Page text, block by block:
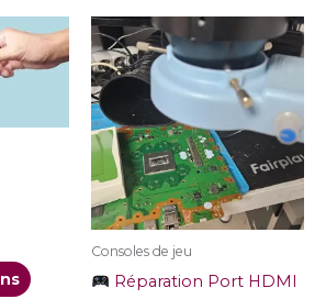
:
€
€
Ce
produit
plusieurs
variations.
options
Consoles de jeu
Réparation Port HDMI